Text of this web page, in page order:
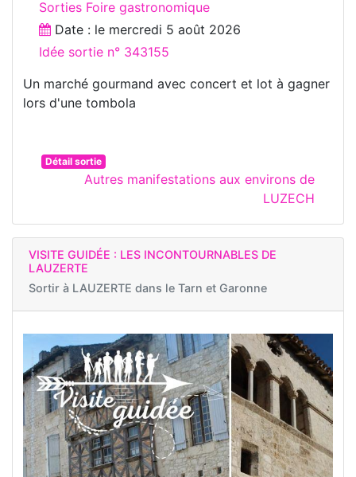
Sorties Foire gastronomique
Date : le mercredi 5 août 2026
Idée sortie n° 343155
Un marché gourmand avec concert et lot à gagner
lors d'une tombola
Détail sortie
Autres manifestations aux environs de
LUZECH
VISITE GUIDÉE : LES INCONTOURNABLES DE
LAUZERTE
Sortir à LAUZERTE dans le Tarn et Garonne